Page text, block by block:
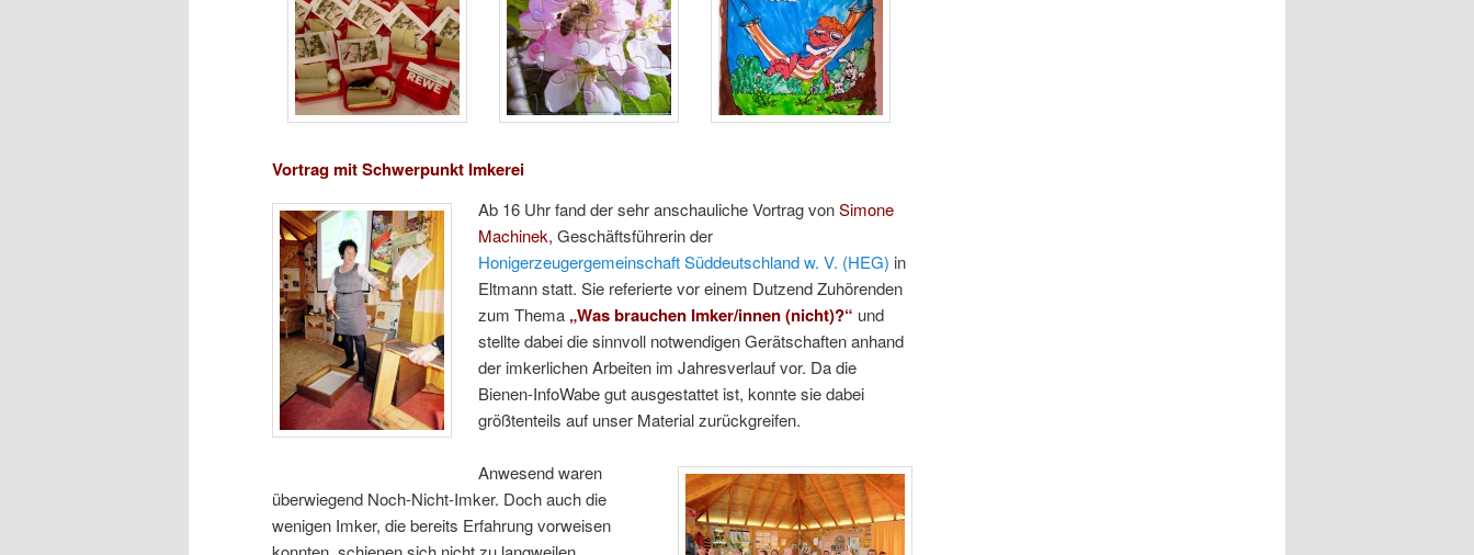
Vortrag mit Schwerpunkt Imkerei
Ab 16 Uhr fand der sehr anschauliche Vortrag vonSimone
Machinek, Geschäftsführerin der
Honigerzeugergemeinschaft Süddeutschland w. V. (HEG) in
Eltmann statt. Sie referierte vor einem Dutzend Zuhörenden
zum Thema „Wasbrauchen Imker/innen (nicht)?“ und
stellte dabei die sinnvoll notwendigen Gerätschaften anhand
der imkerlichen Arbeiten im Jahresverlauf vor. Da die
Bienen-InfoWabe gut ausgestattet ist, konnte sie dabei
größtenteils auf unser Material zurückgreifen.
Anwesend waren
überwiegend Noch-Nicht-Imker. Doch auch die
wenigen Imker, die bereits Erfahrung vorweisen